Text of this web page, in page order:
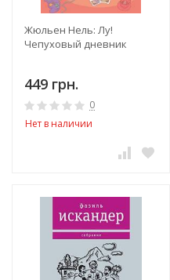
Жюльен Нель: Лу!
Чепуховый дневник
449 грн.
0
Нет в наличии